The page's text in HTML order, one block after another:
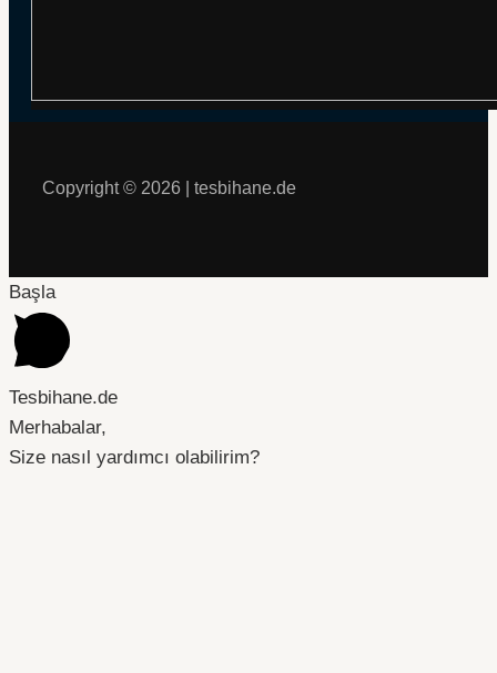
Copyright © 2026 | tesbihane.de
Başla
Tesbihane.de
Merhabalar,
Size nasıl yardımcı olabilirim?